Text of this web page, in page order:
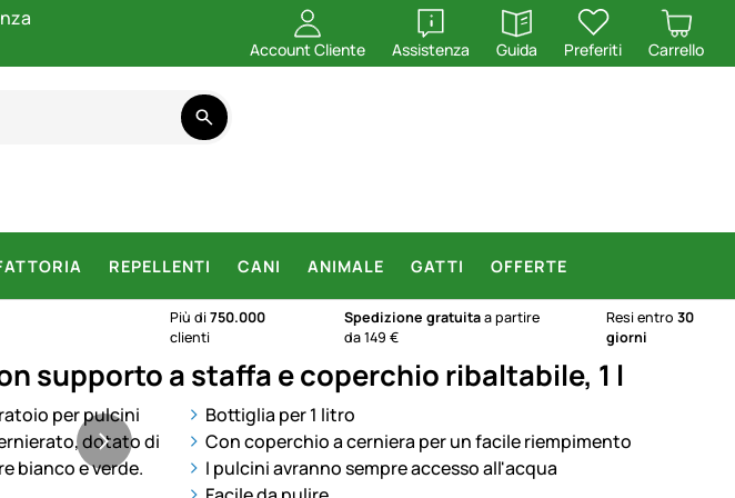
Account Cliente Assistenza
apri
Guida
apri
Preferiti Carrello
REPELLENTI CANI ANIMALE GATTI OFFERTE
Più di750.000
clienti
Spedizione gratuitaa partire
da 149 €
Resi entro30
giorni
supporto a staffa e coperchio ribaltabile, 1 l
Bottiglia per 1 litro
Con coperchio a cerniera per un facile riempimento
I pulcini avranno sempre accesso all'acqua